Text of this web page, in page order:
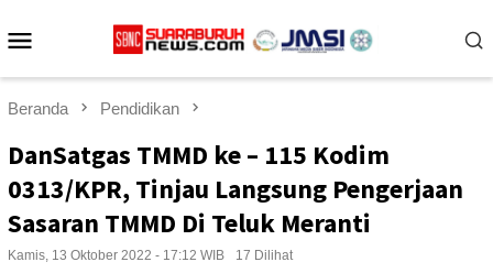
ke
Beranda Pendidikan
DanSatgas TMMD ke – 115 Kodim
0313/KPR, Tinjau Langsung Pengerjaan
Sasaran TMMD Di Teluk Meranti
Kamis, 13 Oktober 2022 - 17:12 WIB 17 Dilihat